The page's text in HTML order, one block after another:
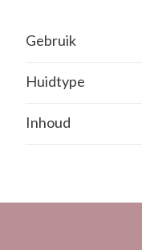
Gebruik
Huidtype
Droge huid
Inhoud